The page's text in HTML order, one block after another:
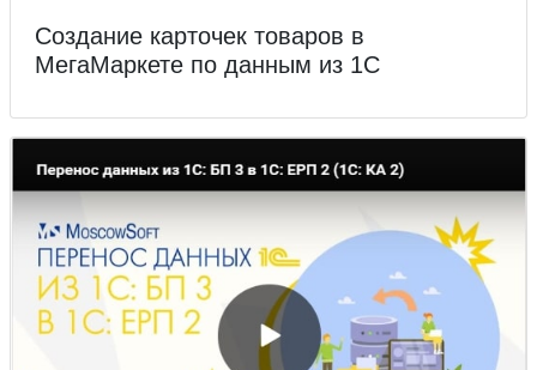
Создание карточек товаров в
МегаМаркете по данным из 1С